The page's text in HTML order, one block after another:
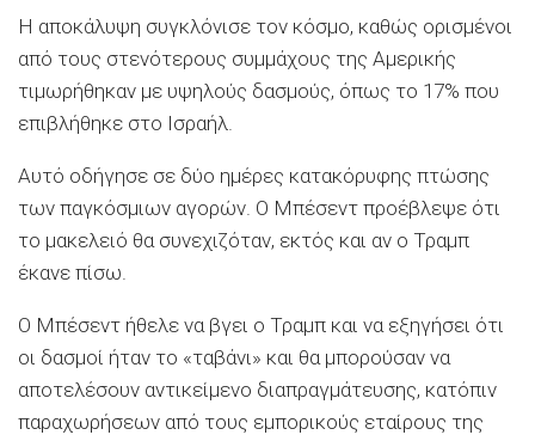
Η αποκάλυψη συγκλόνισε τον κόσμο, καθώς ορισμένοι
από τους στενότερους συμμάχους της Αμερικής
τιμωρήθηκαν με υψηλούς δασμούς, όπως το 17% που
επιβλήθηκε στο Ισραήλ.
Αυτό οδήγησε σε δύο ημέρες κατακόρυφης πτώσης
των παγκόσμιων αγορών. Ο Μπέσεντ προέβλεψε ότι
το μακελειό θα συνεχιζόταν, εκτός και αν ο Τραμπ
έκανε πίσω.
Ο Μπέσεντ ήθελε να βγει ο Τραμπ και να εξηγήσει ότι
οι δασμοί ήταν το «ταβάνι» και θα μπορούσαν να
αποτελέσουν αντικείμενο διαπραγμάτευσης, κατόπιν
παραχωρήσεων από τους εμπορικούς εταίρους της